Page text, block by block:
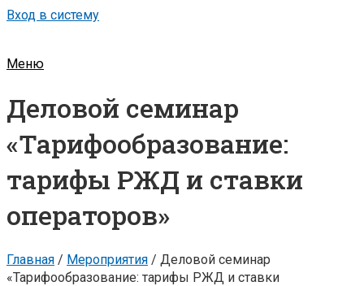
Вход в систему
Меню
Деловой семинар
«Тарифообразование:
тарифы РЖД и ставки
операторов»
Главная / Мероприятия / Деловой семинар
«Тарифообразование: тарифы РЖД и ставки